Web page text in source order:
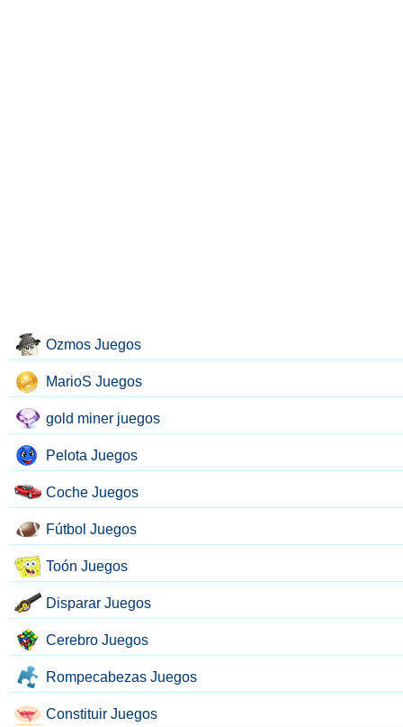
Ozmos Juegos
MarioS Juegos
gold miner juegos
Pelota Juegos
Coche Juegos
Fútbol Juegos
Toón Juegos
Disparar Juegos
Cerebro Juegos
Rompecabezas Juegos
Constituir Juegos